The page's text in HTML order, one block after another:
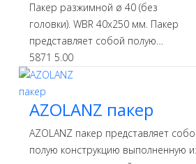
Пакер разжимной ø 40 (без
головки). WBR 40х250 мм. Пакер
представляет собой полую…
5871 5.00
AZOLANZ пакер
AZOLANZ пакер представляет
полую конструкцию выполненную